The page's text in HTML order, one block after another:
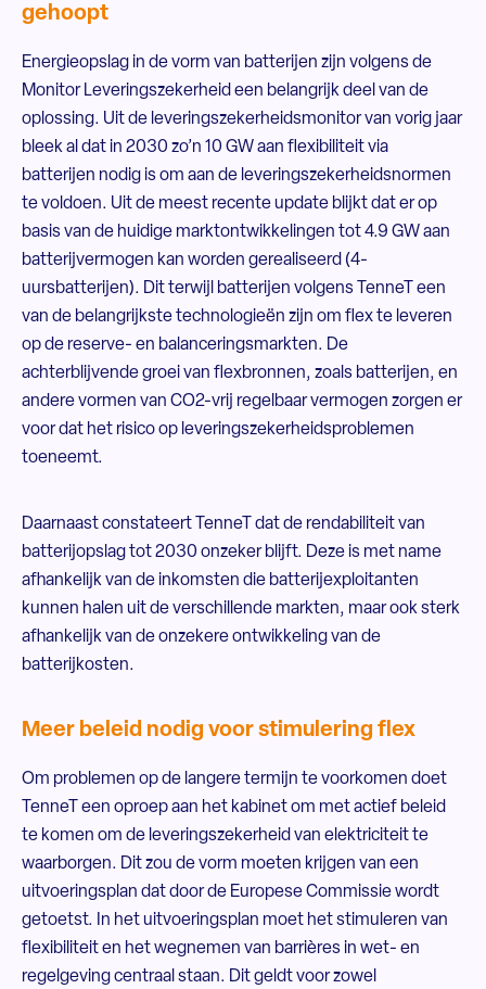
gehoopt
Energieopslag in de vorm van batterijen zijn volgens de
Monitor Leveringszekerheid een belangrijk deel van de
oplossing. Uit de leveringszekerheidsmonitor van vorig jaar
bleek al dat in 2030 zo’n 10 GW aan flexibiliteit via
batterijen nodig is om aan de leveringszekerheidsnormen
te voldoen. Uit de meest recente update blijkt dat er op
basis van de huidige marktontwikkelingen tot 4.9 GW aan
batterijvermogen kan worden gerealiseerd (4-
uursbatterijen). Dit terwijl batterijen volgens TenneT een
van de belangrijkste technologieën zijn om flex te leveren
op de reserve- en balanceringsmarkten. De
achterblijvende groei van flexbronnen, zoals batterijen, en
andere vormen van CO2-vrij regelbaar vermogen zorgen er
voor dat het risico op leveringszekerheidsproblemen
toeneemt.
Daarnaast constateert TenneT dat de rendabiliteit van
batterijopslag tot 2030 onzeker blijft. Deze is met name
afhankelijk van de inkomsten die batterijexploitanten
kunnen halen uit de verschillende markten, maar ook sterk
afhankelijk van de onzekere ontwikkeling van de
batterijkosten.
Meer beleid nodig voor stimulering flex
Om problemen op de langere termijn te voorkomen doet
TenneT een oproep aan het kabinet om met actief beleid
te komen om de leveringszekerheid van elektriciteit te
waarborgen. Dit zou de vorm moeten krijgen van een
uitvoeringsplan dat door de Europese Commissie wordt
getoetst. In het uitvoeringsplan moet het stimuleren van
flexibiliteit en het wegnemen van barrières in wet- en
regelgeving centraal staan. Dit geldt voor zowel